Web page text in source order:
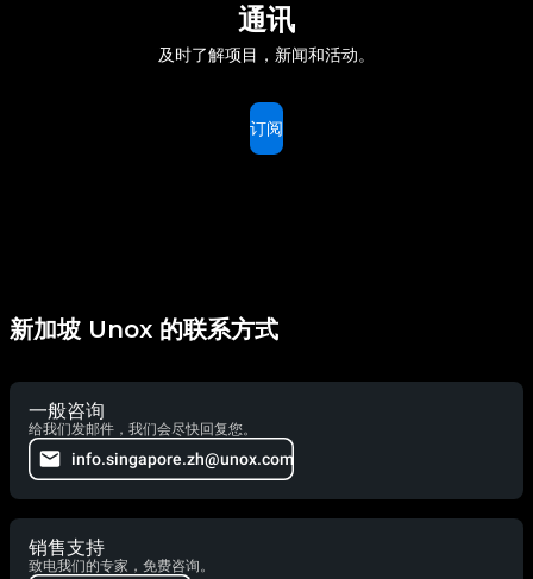
通讯
及时了解项目，新闻和活动。
订阅
新加坡 Unox 的联系方式
一般咨询
给我们发邮件，我们会尽快回复您。
info.singapore.zh@unox.com
销售支持
致电我们的专家，免费咨询。